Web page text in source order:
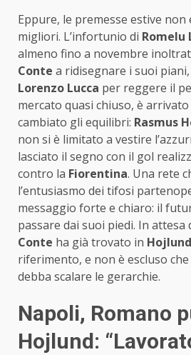
Eppure, le premesse estive
migliori. L’infortunio di Romelu
almeno fino a novembre
Conte a ridisegnare i suoi
Lorenzo Lucca per reggere il
mercato quasi chiuso, è
cambiato gli equilibri: Rasmus
non si è limitato a vestire
lasciato il segno con il gol
contro la Fiorentina. Una rete
l’entusiasmo dei tifosi
messaggio forte e chiaro: il
passare dai suoi piedi. In attesa
Conte ha già trovato in Hojlund
riferimento, e non è escluso
debba scalare le gerarchie.
Napoli, Romano
Hojlund: